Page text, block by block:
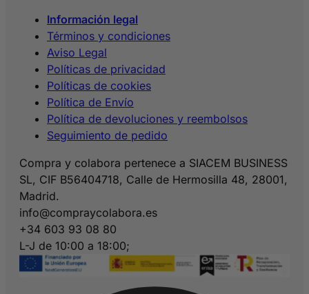
Información legal
Términos y condiciones
Aviso Legal
Políticas de privacidad
Políticas de cookies
Política de Envío
Política de devoluciones y reembolsos
Seguimiento de pedido
Compra y colabora pertenece a SIACEM BUSINESS
SL, CIF B56404718, Calle de Hermosilla 48, 28001,
Madrid.
info@compraycolabora.es
+34 603 93 08 80
L-J de 10:00 a 18:00;
V de 10:00 a 15:00